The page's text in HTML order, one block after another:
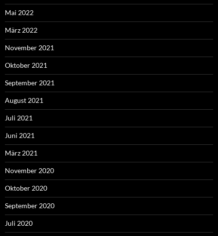
Mai 2022
März 2022
November 2021
Oktober 2021
September 2021
August 2021
Juli 2021
Juni 2021
März 2021
November 2020
Oktober 2020
September 2020
Juli 2020